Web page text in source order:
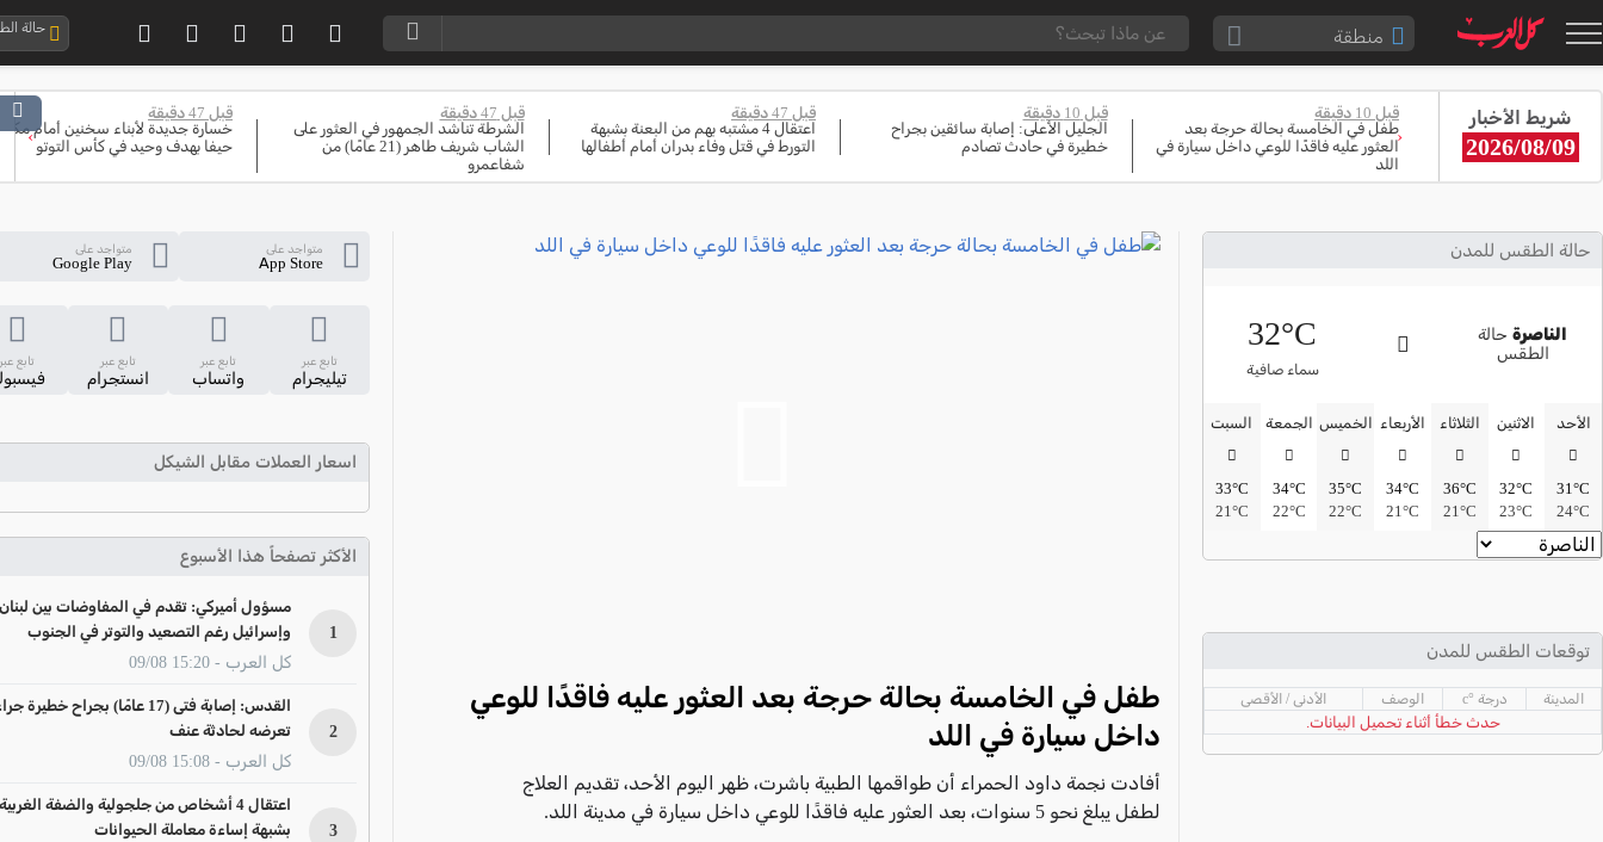
منطقة
القدس والقضاء
المثلث الشمالي
شفاعمرو والقضاء
الضفة الغربية
قطاع غزة
النقب
قرى المرج
المغار والقضاء
حالة
شريط الأخبار
2026/08/09
قبل 10 دقيقة
طفل في الخامسة بحالة حرجة بعد
العثور عليه فاقدًا للوعي داخل سيارة في
اللد
قبل 10 دقيقة
الجليل الأعلى: إصابة سائقين بجراح
خطيرة في حادث تصادم
قبل 47 دقيقة
اعتقال 4 مشتبه بهم من البعنة بشبهة
التورط في قتل وفاء بدران أمام أطفالها
قبل 47 دقيقة
الشرطة تناشد الجمهور في العثور على
الشاب شريف طاهر (21 عامًا) من
شفاعمرو
قبل 47 دقيقة
خسارة جديدة لأبناء سخنين أمام
حيفا بهدف وحيد في كأس التوتو
‹
›
حالة الطقس للمدن
الناصرةحالة
الطقس
32°C
سماء صافية
الأحد
31°C
24°C
الاثنين
32°C
23°C
الثلاثاء
36°C
21°C
الأربعاء
34°C
21°C
الخميس
35°C
22°C
الجمعة
34°C
22°C
السبت
33°C
21°C
توقعات الطقس للمدن
المدينة درجة °c الوصف الأدنى / الأقصى
حدث خطأ أثناء تحميل البيانات.
طفل في الخامسة بحالة حرجة بعد العثور عليه فاقدًا للوعي
داخل سيارة في اللد
أفادت نجمة داود الحمراء أن طواقمها الطبية باشرت، ظهر اليوم الأحد، تقديم العلاج
لطفل يبلغ نحو 5 سنوات، بعد العثور عليه فاقدًا للوعي داخل سيارة في مدينة اللد.
متواجد على
App Store
متواجد على
Google Play
تابع عبر
تيليجرام
تابع عبر
واتساب
تابع عبر
انستجرام
تابع عبر
اسعار العملات مقابل الشيكل
الأكثر تصفحاً هذا الأسبوع
1
مسؤول أميركي: تقدم في المفاوضات بين لبنان
وإسرائيل رغم التصعيد والتوتر في الجنوب
كل العرب - 15:20 09/08
2
القدس: إصابة فتى (17 عامًا) بجراح خطيرة
تعرضه لحادثة عنف
كل العرب - 15:08 09/08
3
اعتقال 4 أشخاص من جلجولية والضفة الغربية
بشبهة إساءة معاملة الحيوانات